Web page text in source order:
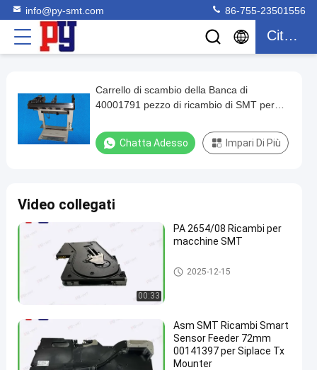
info@py-smt.com 86-755-23501556
Citazione
Carrello
di
scambio
40001791
pezzo
ricambio
per
l'attrezzatura
Carrello di scambio della Banca di
40001791 pezzo di ricambio di SMT per
Chatta Adesso Impari Di Più
Video collegati
00:33
PA 2654/08 Ricambi per
macchine SMT
Alimentatore di Smt
2025-12-15
Asm SMT Ricambi Smart
Sensor Feeder 72mm
00141397 per Siplace Tx
Mounter